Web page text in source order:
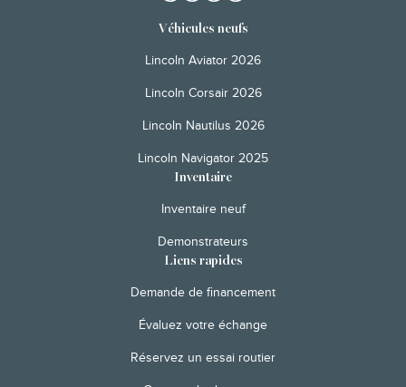
Véhicules neufs
Lincoln Aviator 2026
Lincoln Corsair 2026
Lincoln Nautilus 2026
Lincoln Navigator 2025
Inventaire
Inventaire neuf
Demonstrateurs
Liens rapides
Demande de financement
Évaluez votre échange
Réservez un essai routier